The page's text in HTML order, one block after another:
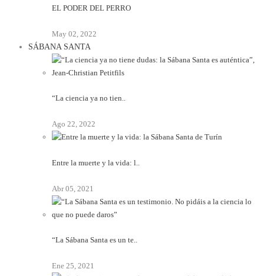
EL PODER DEL PERRO
May 02, 2022
SÁBANA SANTA
“La ciencia ya no tien..
Ago 22, 2022
Entre la muerte y la vida: l..
Abr 05, 2021
“La Sábana Santa es un te..
Ene 25, 2021